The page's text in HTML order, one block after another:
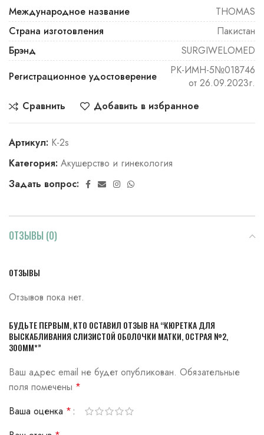
Международное название
THOMAS
Страна изготовления
Пакистан
Брэнд
SURGIWELOMED
Регистрационное удостоверение
РК-ИМН-5№018746
от 26.09.2023г.
Сравнить
Добавить в избранное
Артикул: К-2s
Категория: Акушерство и гинекология
Задать вопрос:
ОТЗЫВЫ (0)
ОТЗЫВЫ
Отзывов пока нет.
БУДЬТЕ ПЕРВЫМ, КТО ОСТАВИЛ ОТЗЫВ НА “КЮРЕТКА ДЛЯ
ВЫСКАБЛИВАНИЯ СЛИЗИСТОЙ ОБОЛОЧКИ МАТКИ, ОСТРАЯ №2,
300ММ*”
Ваш адрес email не будет опубликован. Обязательные
поля помечены *
Ваша оценка *